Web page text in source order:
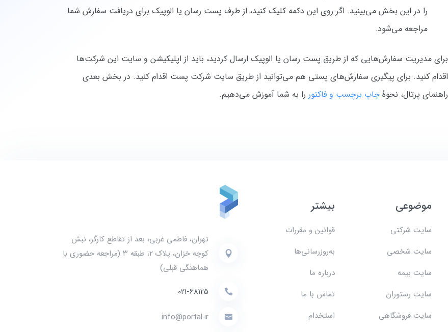
را در این بخش می‌بینید. اگر روی این دکمه کلیک کنید، از طرف پست رسان یا الوپیک برای دریافت سفارش شما
مراجعه می‌شود.
برای مدیریت سفارش‌هایی که از طریق پست رسان یا الوپیک ارسال کردید، باید از اپلیکیشن و سایت این شرکت‌ها
اقدام کنید. برای پیگیری سفارش‌های پستی هم می‌توانید از طریق سایت شرکت پست اقدام کنید. در بخش بعدی
راهنمای پرتال، نحوۀ چاپ برچسب و فاکتور را به شما آموزش می‌دهیم.
موضوعی
سایت شرکتی
سایت شخصی
سایت بیمه
سایت رستوران
سایت فروشگاهی
بیشتر
قوانین و مقررات
به‌روزرسانی‌ها
درباره ما
تماس با ما
استخدام
تهران، فاطمی غربی، بعد از تقاطع کارگر، نبش
کوچه خزان، پلاک ۲، طبقه ۳ (مراجعه حضوری با
هماهنگی قبلی)
021-68125
info@portal.ir